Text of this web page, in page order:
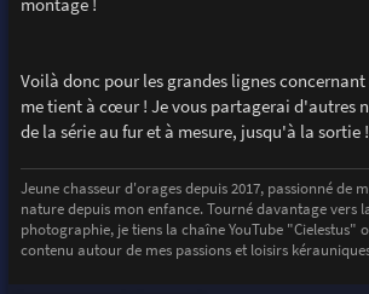
montage !
Voilà donc pour les grandes lignes
me tient à cœur ! Je vous partagerai d'autres
de la série au fur et à mesure, jusqu'à la sortie !
Jeune chasseur d'orages depuis 2017, passionné de
nature depuis mon enfance. Tourné davantage vers
photographie, je tiens la chaîne YouTube "Cielestus"
contenu autour de mes passions et loisirs